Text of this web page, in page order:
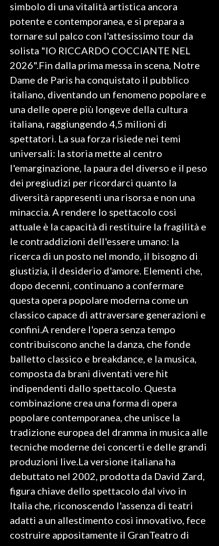
simbolo di una vitalità artistica ancora
potente e contemporanea, e si prepara a
tornare sul palco con l'attesissimo tour da
solista "IO RICCARDO COCCIANTE NEL
2026".Fin dalla prima messa in scena, Notre
Dame de Paris ha conquistato il pubblico
italiano, diventando un fenomeno popolare e
una delle opere più longeve della cultura
italiana, raggiungendo 4,5 milioni di
spettatori. La sua forza risiede nei temi
universali: la storia mette al centro
l'emarginazione, la paura del diverso e il peso
dei pregiudizi per ricordarci quanto la
diversità rappresenti una risorsa e non una
minaccia. A rendere lo spettacolo così
attuale è la capacità di restituire la fragilità e
le contraddizioni dell'essere umano: la
ricerca di un posto nel mondo, il bisogno di
giustizia, il desiderio d'amore. Elementi che,
dopo decenni, continuano a confermare
questa opera popolare moderna come un
classico capace di attraversare generazioni e
confini.A rendere l'opera senza tempo
contribuiscono anche la danza, che fonde
balletto classico e breakdance, e la musica,
composta da brani diventati vere hit
indipendenti dallo spettacolo. Questa
combinazione crea una forma di opera
popolare contemporanea, che unisce la
tradizione europea del dramma in musica alle
tecniche moderne dei concerti e delle grandi
produzioni live.La versione italiana ha
debuttato nel 2002, prodotta da David Zard,
figura chiave dello spettacolo dal vivo in
Italia che, riconoscendo l'assenza di teatri
adatti a un allestimento così innovativo, fece
costruire appositamente il GranTeatro di